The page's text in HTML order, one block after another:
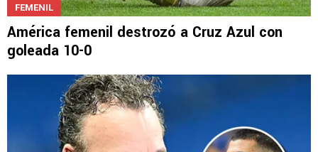
FEMENIL
América femenil destrozó a Cruz Azul con
goleada 10-0